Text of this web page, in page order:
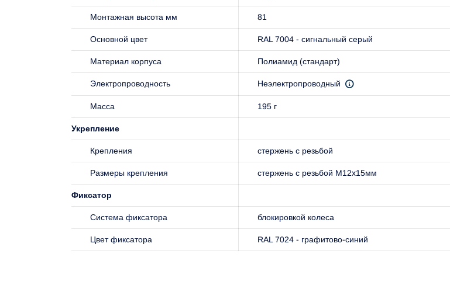
Монтажная высота мм 81
Основной цвет RAL 7004 - сигнальный серый
Материал корпуса Полиамид (стандарт)
Электропроводность Неэлектропроводный
Масса 195 г
Укрепление
Крепления стержень с резьбой
Размеры крепления стержень с резьбой M12x15мм
Фиксатор
Система фиксатора блокировкой колеса
Цвет фиксатора RAL 7024 - графитово-синий